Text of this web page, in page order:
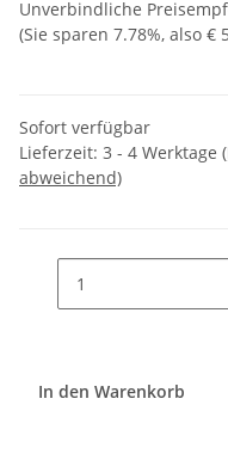
Unverbindliche
(Sie sparen 7.78%, also €
Sofort verfügbar
Lieferzeit: 3 - 4 Werktage
abweichend)
In den Warenkorb